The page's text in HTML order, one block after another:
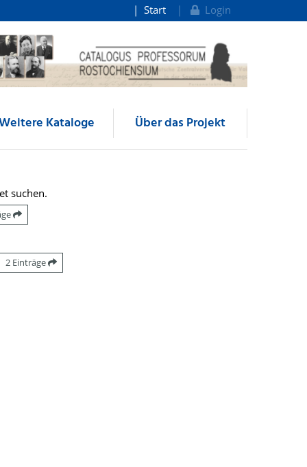
Start Login
Kataloge Über das Projekt
suchen.
2 Einträge